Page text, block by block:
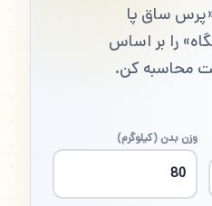
ساق پا
را بر اساس
محاسبه کن.
وزن بدن (کیلوگرم)